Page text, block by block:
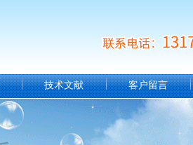
技术文献 客户留言